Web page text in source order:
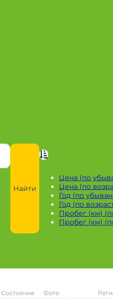
Найти
Цена (по
Цена (по
Год (по
Год (по
Пробег (км)
Пробег (км)
Состояние Фото